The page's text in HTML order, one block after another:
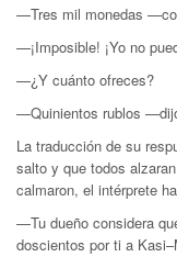
—Tres mil monedas
—¡Imposible! ¡Yo no
—¿Y cuánto ofreces?
—Quinientos rublos
La traducción de su
salto y que todos
calmaron, el intérprete
—Tu dueño considera
doscientos por ti a